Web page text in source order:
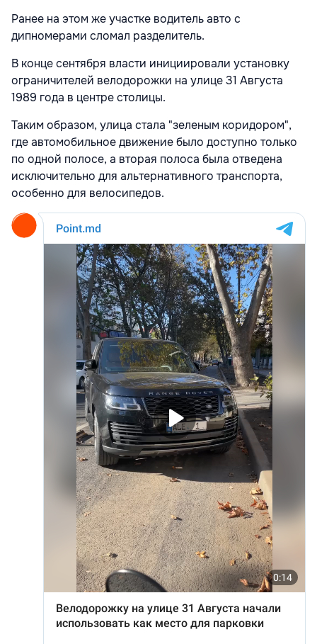
Ранее на этом же участке водитель авто с
дипномерами сломал разделитель.
В конце сентября власти инициировали установку
ограничителей велодорожки на улице 31 Августа
1989 года в центре столицы.
Таким образом, улица стала "зеленым коридором",
где автомобильное движение было доступно только
по одной полосе, а вторая полоса была отведена
исключительно для альтернативного транспорта,
особенно для велосипедов.